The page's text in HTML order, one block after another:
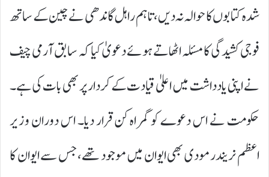
شدہ کتابوں کا حوالہ نہ دیں، تاہم راہل گاندھی نے چین کے ساتھ
فوجی کشیدگی کا مسئلہ اٹھاتے ہوئے دعویٰ کیا کہ سابق آرمی چیف
نے اپنی یادداشت میں اعلیٰ قیادت کے کردار پر بھی بات کی ہے۔
حکومت نے اس دعوے کو گمراہ کن قرار دیا۔ اس دوران وزیر
اعظم نریندر مودی بھی ایوان میں موجود تھے، جس سے ایوان کا